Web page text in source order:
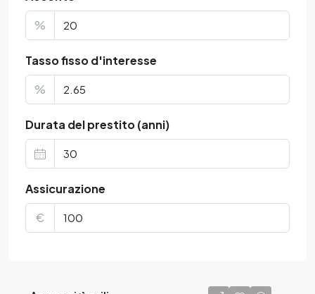
%
Tasso fisso d'interesse
%
Durata del prestito (anni)
Assicurazione
€